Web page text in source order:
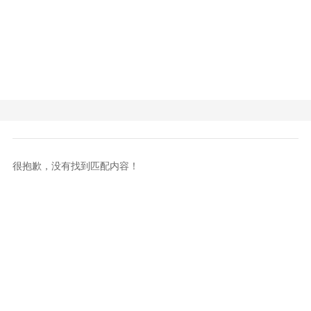
很抱歉，没有找到匹配内容！